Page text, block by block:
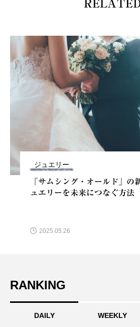
ジュエリー
「サムシング・オールド」の
ュエリーを未来につなぐ方法
2025.05.26
RANKING
DAILY WEEKLY